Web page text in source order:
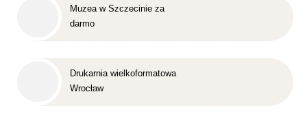
Muzea w Szczecinie za
darmo
Drukarnia wielkoformatowa
Wrocław